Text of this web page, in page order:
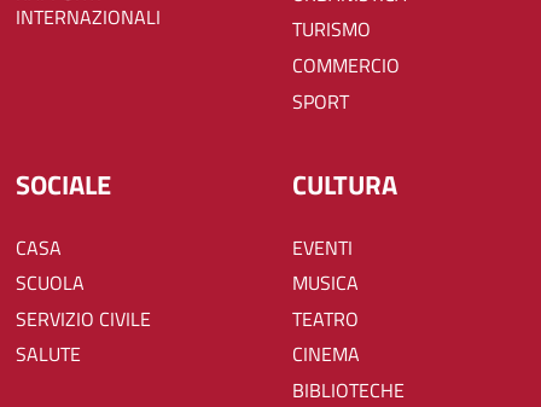
INTERNAZIONALI
TURISMO
COMMERCIO
SPORT
SOCIALE
CASA
SCUOLA
SERVIZIO CIVILE
SALUTE
CULTURA
EVENTI
MUSICA
TEATRO
CINEMA
BIBLIOTECHE